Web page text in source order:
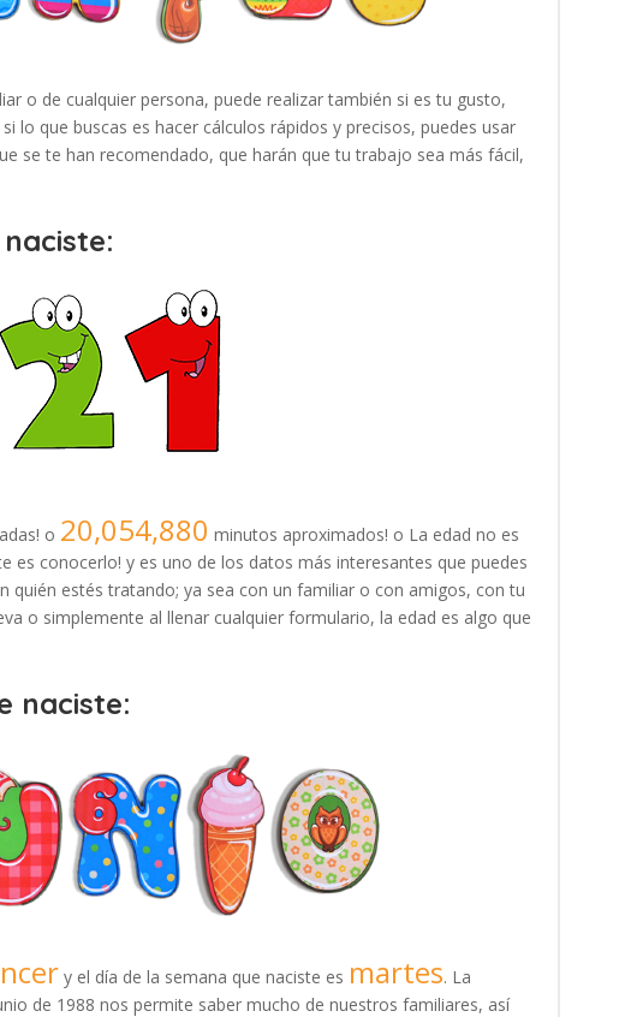
o de cualquier persona, puede realizar también si es tu gusto,
lo que buscas es hacer cálculos rápidos y precisos, puedes usar
se te han recomendado, que harán que tu trabajo sea más fácil,
o 20,054,880 minutos aproximados! o La edad no es
es conocerlo! y es uno de los datos más interesantes que puedes
quién estés tratando; ya sea con un familiar o con amigos, con tu
o simplemente al llenar cualquier formulario, la edad es algo que
naciste:
y el día de la semana que naciste es martes. La
de 1988 nos permite saber mucho de nuestros familiares, así